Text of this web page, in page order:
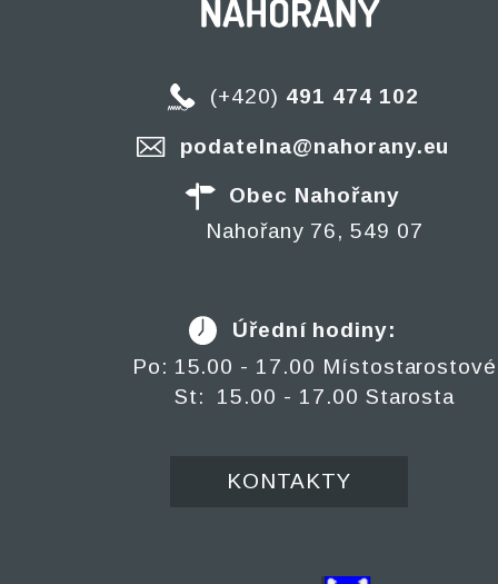
(+420) 491 474 102
podatelna@nahorany.eu
Obec Nahořany
Nahořany 76, 549 07
Úřední hodiny:
Po: 15.00 - 17.00 Místostarostové
St: 15.00 - 17.00 Starosta
KONTAKTY